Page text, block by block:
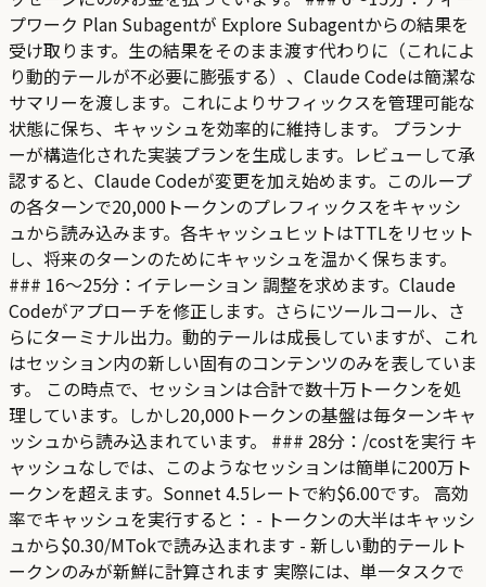
プワーク Plan Subagentが Explore Subagentからの結果を
受け取ります。生の結果をそのまま渡す代わりに（これによ
り動的テールが不必要に膨張する）、Claude Codeは簡潔な
サマリーを渡します。これによりサフィックスを管理可能な
状態に保ち、キャッシュを効率的に維持します。 プランナ
ーが構造化された実装プランを生成します。レビューして承
認すると、Claude Codeが変更を加え始めます。このループ
の各ターンで20,000トークンのプレフィックスをキャッシ
ュから読み込みます。各キャッシュヒットはTTLをリセット
し、将来のターンのためにキャッシュを温かく保ちます。
### 16〜25分：イテレーション 調整を求めます。Claude
Codeがアプローチを修正します。さらにツールコール、さ
らにターミナル出力。動的テールは成長していますが、これ
はセッション内の新しい固有のコンテンツのみを表していま
す。 この時点で、セッションは合計で数十万トークンを処
理しています。しかし20,000トークンの基盤は毎ターンキャ
ッシュから読み込まれています。 ### 28分：/costを実行 キ
ャッシュなしでは、このようなセッションは簡単に200万ト
ークンを超えます。Sonnet 4.5レートで約$6.00です。 高効
率でキャッシュを実行すると： - トークンの大半はキャッシ
ュから$0.30/MTokで読み込まれます - 新しい動的テールト
ークンのみが新鮮に計算されます 実際には、単一タスクで